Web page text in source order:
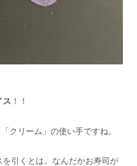
ス ！！
クリーム」の使い手ですね。
引くとは。なんだかお寿司が